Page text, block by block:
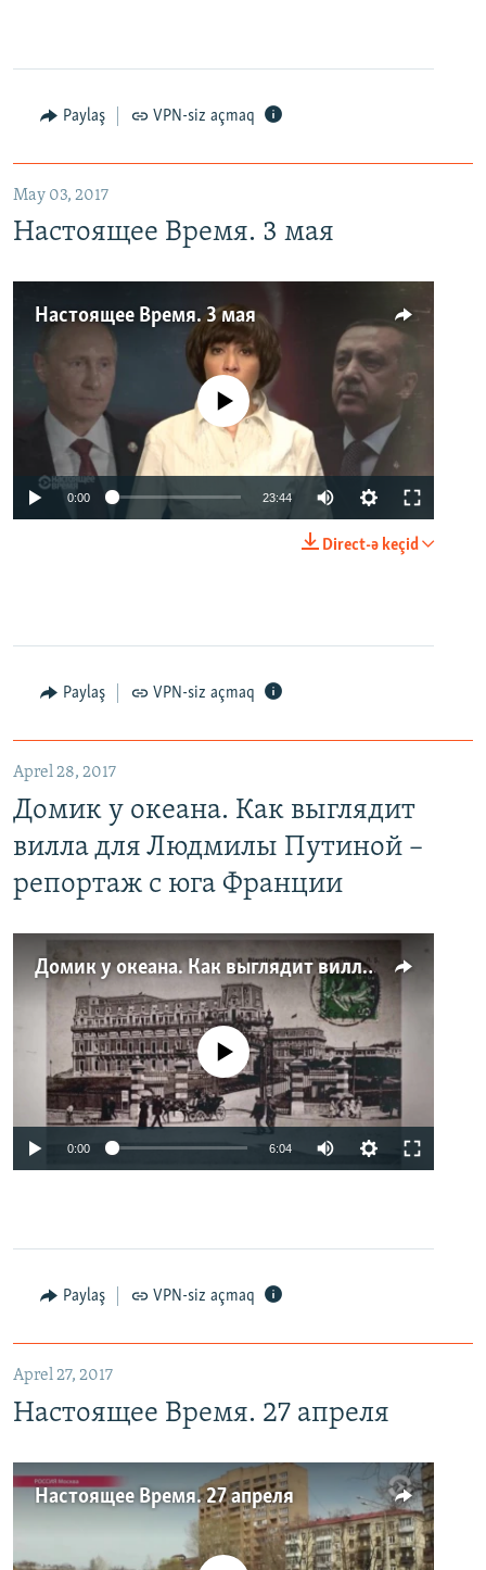
Paylaş VPN-siz açmaq
May 03, 2017
Настоящее Время. 3 мая
Настоящее Время. 3 мая
No media source currently available
0:00 23:44
Direct-ə keçid
Paylaş VPN-siz açmaq
Aprel 28, 2017
Домик у океана. Как выглядит
вилла для Людмилы Путиной –
репортаж с юга Франции
Домик у океана. Как выглядит вилла для Людмилы Путиной – репортаж с юга Франции
No media source currently available
0:00 6:04
Paylaş VPN-siz açmaq
Aprel 27, 2017
Настоящее Время. 27 апреля
Настоящее Время. 27 апреля